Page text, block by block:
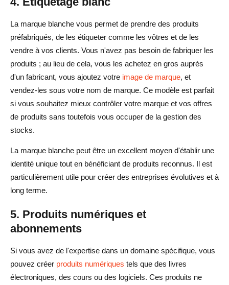
La marque blanche vous permet de prendre des produits
préfabriqués, de les étiqueter comme les vôtres et de les
vendre à vos clients. Vous n'avez pas besoin de fabriquer les
produits ; au lieu de cela, vous les achetez en gros auprès
d'un fabricant, vous ajoutez votre image de marque, et
vendez-les sous votre nom de marque. Ce modèle est parfait
si vous souhaitez mieux contrôler votre marque et vos offres
de produits sans toutefois vous occuper de la gestion des
stocks.
La marque blanche peut être un excellent moyen d'établir une
identité unique tout en bénéficiant de produits reconnus. Il est
particulièrement utile pour créer des entreprises évolutives et à
long terme.
5. Produits numériques et
abonnements
Si vous avez de l'expertise dans un domaine spécifique, vous
pouvez créer produits numériques tels que des livres
électroniques, des cours ou des logiciels. Ces produits ne